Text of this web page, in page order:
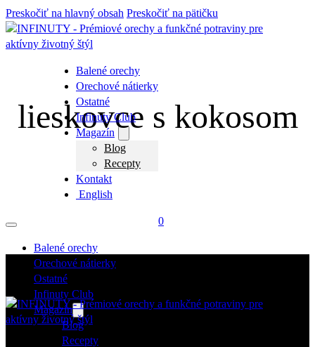
Preskočiť na hlavný obsah Preskočiť na pätičku
Balené orechy
Orechové nátierky
Ostatné
Infinuty Club
Magazín
Blog
Recepty
Kontakt
English
Balené orechy
Orechové nátierky
Ostatné
Infinuty Club
Magazín
Blog
Recepty
0
lieskovce s kokosom